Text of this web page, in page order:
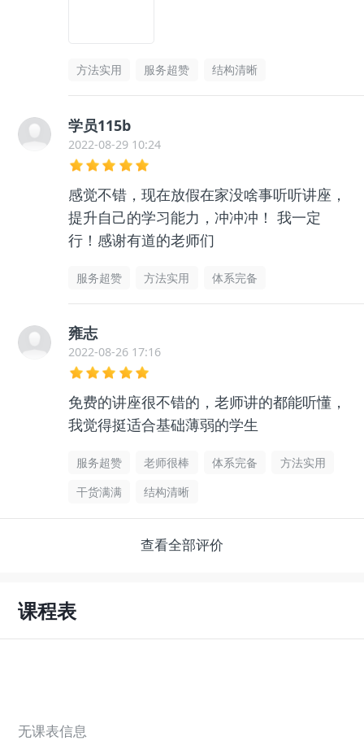
方法实用 服务超赞 结构清晰
学员115b
2022-08-29 10:24
感觉不错，现在放假在家没啥事听听讲座，
提升自己的学习能力，冲冲冲！ 我一定
行！感谢有道的老师们
服务超赞 方法实用 体系完备
雍志
2022-08-26 17:16
免费的讲座很不错的，老师讲的都能听懂，
我觉得挺适合基础薄弱的学生
服务超赞 老师很棒 体系完备
方法实用
干货满满
结构清晰
查看全部评价
课程表
无课表信息